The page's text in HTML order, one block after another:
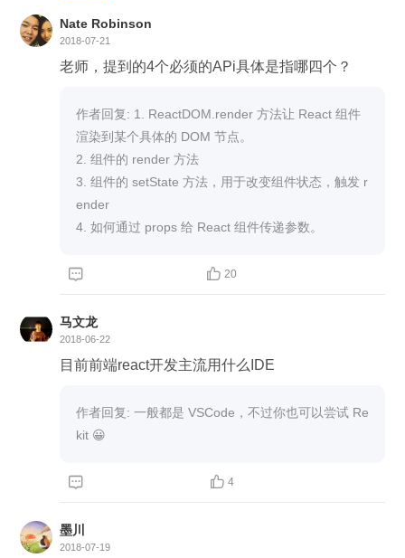
Nate Robinson
2018-07-21
老师，提到的4个必须的APi具体是指哪四个？
作者回复: 1. ReactDOM.render 方法让 React 组件
渲染到某个具体的 DOM 节点。
2. 组件的 render 方法
3. 组件的 setState 方法，用于改变组件状态，触发 r
ender
4. 如何通过 props 给 React 组件传递参数。
  20
马文龙
2018-06-22
目前前端react开发主流用什么IDE
作者回复: 一般都是 VSCode，不过你也可以尝试 Re
kit 😀
  4
墨川
2018-07-19